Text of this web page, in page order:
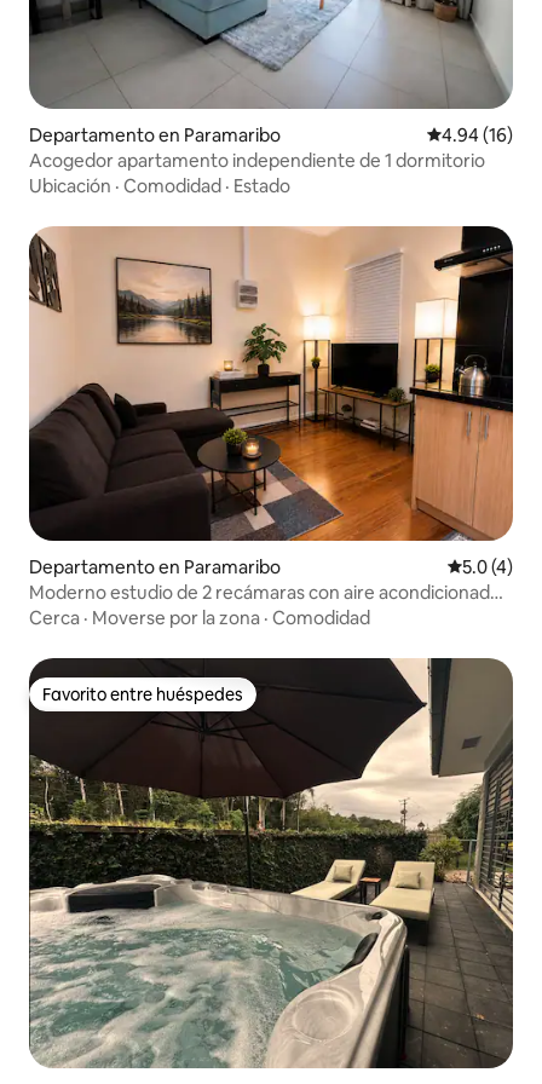
Departamento en Paramaribo Calificación
4.94 (16)
Acogedor apartamento independiente de 1 dormitorio
Ubicación · Comodidad · Estado
Departamento en Paramaribo
5.0 (4)
Moderno estudio de 2 recámaras con aire acondicionado
y WiFi en Paramaribo North
Cerca · Moverse por la zona · Comodidad
Favorito entre huéspedes
Favorito entre huéspedes